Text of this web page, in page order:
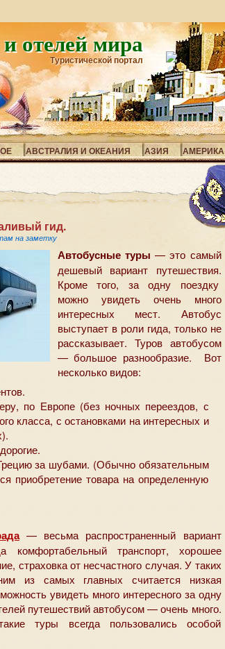
отелей мира
Туристической портал
АВСТРАЛИЯ И ОКЕАНИЯ АЗИЯ АМЕРИКА
гид.
на заметку
Автобусные туры — это самый
дешевый вариант путешествия.
Кроме того, за одну поездку
можно увидеть очень много
интересных мест. Автобус
выступает в роли гида, только не
рассказывает. Туров автобусом
— большое разнообразие. Вот
несколько видов:
по Европе (без ночных переездов, с
класса, с остановками на интересных и
за шубами. (Обычно обязательным
приобретение товара на определенную
— весьма распространенный вариант
транспорт, хорошее
страховка от несчастного случая. У таких
из самых главных считается низкая
увидеть много интересного за одну
путешествий автобусом — очень много.
туры всегда пользовались особой